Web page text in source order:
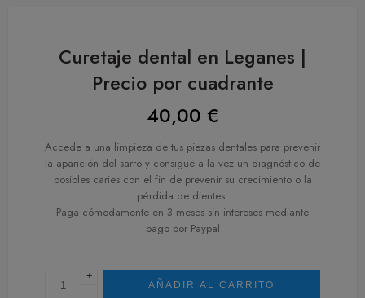
Curetaje dental en Leganes |
Precio por cuadrante
40,00 €
Accede a una limpieza de tus piezas dentales para prevenir
la aparición del sarro y consigue a la vez un diagnóstico de
posibles caries con el fin de prevenir su crecimiento o la
pérdida de dientes.
Paga cómodamente en 3 meses sin intereses mediante
pago por Paypal
+
−
AÑADIR AL CARRITO